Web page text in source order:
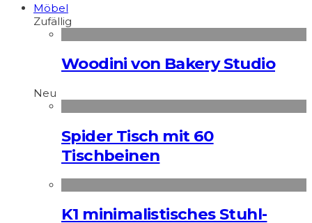
Möbel
Zufällig
Woodini von Bakery Studio
Neu
Spider Tisch mit 60
Tischbeinen
K1 minimalistisches Stuhl-